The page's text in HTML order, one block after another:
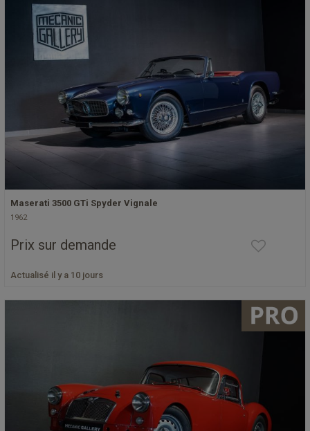
Maserati 3500 GTi Spyder Vignale
1962
Prix sur demande
Actualisé il y a 10 jours